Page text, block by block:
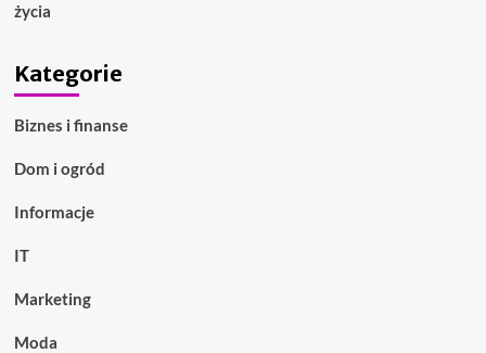
życia
Kategorie
Biznes i finanse
Dom i ogród
Informacje
IT
Marketing
Moda